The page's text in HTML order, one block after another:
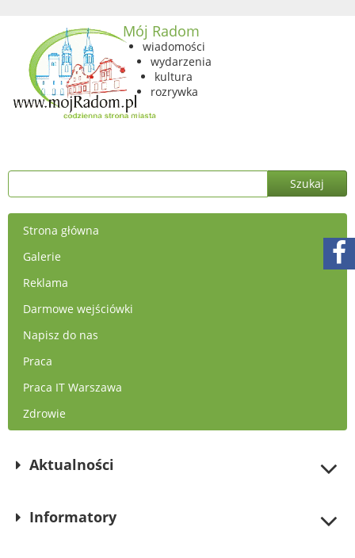
Mój Radom
wiadomości
wydarzenia
kultura
rozrywka
Strona główna
Galerie
Reklama
Darmowe wejściówki
Napisz do nas
Praca
Praca IT Warszawa
Zdrowie
Aktualności
Informatory